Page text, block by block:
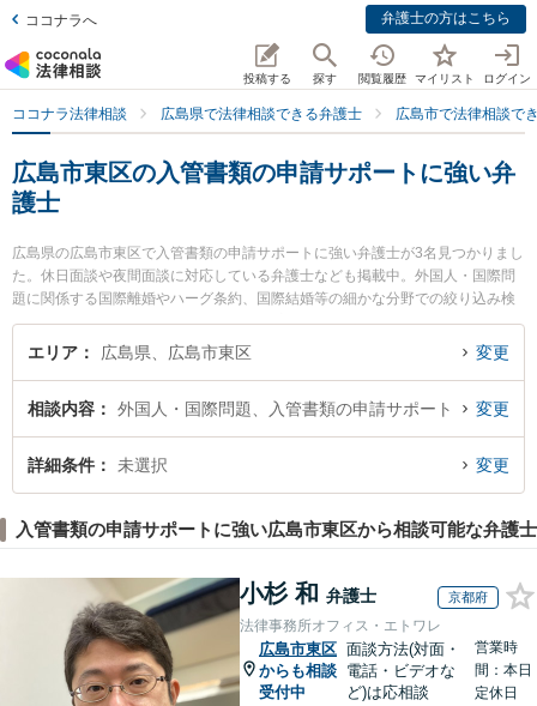
ココナラへ 弁護士の方はこちら
投稿する 探す 閲覧履歴 マイリスト ログイン
ココナラ法律相談 広島県で法律相談できる弁護士 広島市で法律相談で
広島市東区の入管書類の申請サポートに強い弁
護士
広島県の広島市東区で入管書類の申請サポートに強い弁護士が3名見つかりまし
た。休日面談や夜間面談に対応している弁護士なども掲載中。外国人・国際問
題に関係する国際離婚やハーグ条約、国際結婚等の細かな分野での絞り込み検
索もでき便利です。特に弁護士法人共創 広島駅前法律事務所の二井 柳至弁護士
や弁護士法人共創 広島駅前法律事務所の下西 祥平弁護士、弁護士法人共創 広
サポートのトラブルを今すぐに弁護士に相談したい』『入管書類の申請サポー
トのトラブル解決の実績豊富な近くの弁護士を検索したい』『初回相談無料で
入管書類の申請サポートを法律相談できる広島市東区内の弁護士に相談予約し
エリア 広島県、広島市東区 変更
相談内容 外国人・国際問題、入管書類の申請サポート 変更
詳細条件 未選択 変更
入管書類の申請サポートに強い広島市東区から相談可能な弁護士
小杉 和 弁護士 京都府
法律事務所オフィス・エトワレ
広島市東区
からも相談
受付中
面談方法(対面・
電話・ビデオな
ど)は応相談
営業時
間：本日
定休日